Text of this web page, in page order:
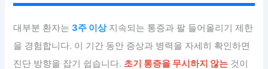
대부분 환자는3주 이상지속되는 통증과 팔 들어올리기 제한
을 경험합니다. 이 기간 동안 증상과 병력을 자세히 확인하면
진단 방향을 잡기 쉽습니다. 초기 통증을 무시하지 않는 것이